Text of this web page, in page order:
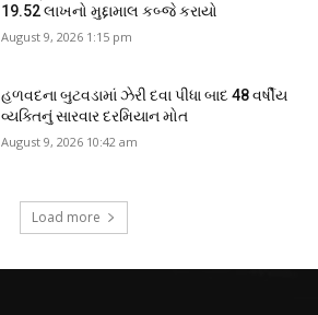
19.52 લાખનો મુદ્દામાલ કબ્જે કરાયો
August 9, 2026 1:15 pm
હળવદના બુટવડામાં ઝેરી દવા પીધા બાદ 48 વર્ષીય
વ્યક્તિનું સારવાર દરમિયાન મોત
August 9, 2026 10:42 am
Load more